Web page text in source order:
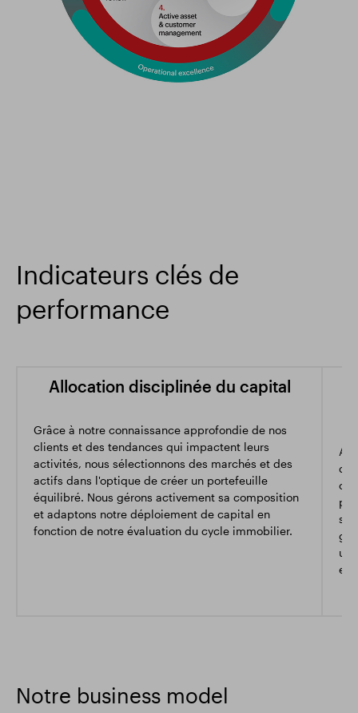
Indicateurs clés de
performance
Allocation disciplinée du capital
Grâce à notre connaissance approfondie de nos
clients et des tendances qui impactent leurs
activités, nous sélectionnons des marchés et des
actifs dans l'optique de créer un portefeuille
équilibré. Nous gérons activement sa composition
et adaptons notre déploiement de capital en
fonction de notre évaluation du cycle immobilier.
un
Notre business model